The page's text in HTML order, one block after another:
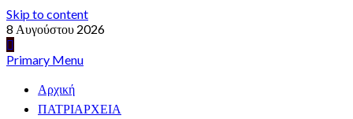
Skip to content
8 Αυγούστου 2026
Primary Menu
Αρχική
ΠΑΤΡΙΑΡΧΕΙΑ